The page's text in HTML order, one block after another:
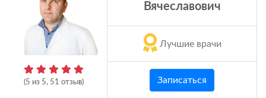
(5 из 5, 51 отзыв)
Вячеславович
Лучшие врачи
Записаться